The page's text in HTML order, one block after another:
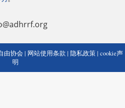
由协会 | 网站使用条款 | 隐私政策| cookie声
明